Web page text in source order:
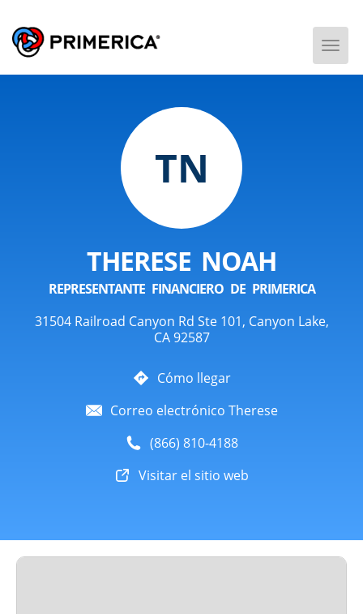
TN
THERESE NOAH
REPRESENTANTE FINANCIERO DE PRIMERICA
31504 Railroad Canyon Rd Ste 101, Canyon Lake,
CA 92587
Cómo llegar
Correo electrónico Therese
(866) 810-4188
Visitar el sitio web